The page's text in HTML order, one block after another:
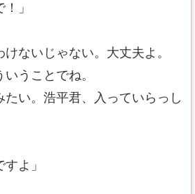
」
けないじゃない。大丈夫よ。
うことでね。
い。浩平君、入っていらっし
よ」